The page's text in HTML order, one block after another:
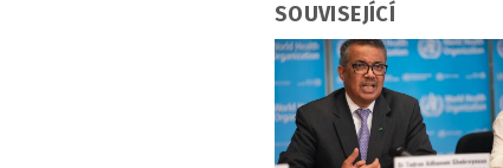
SOUVISEJÍCÍ